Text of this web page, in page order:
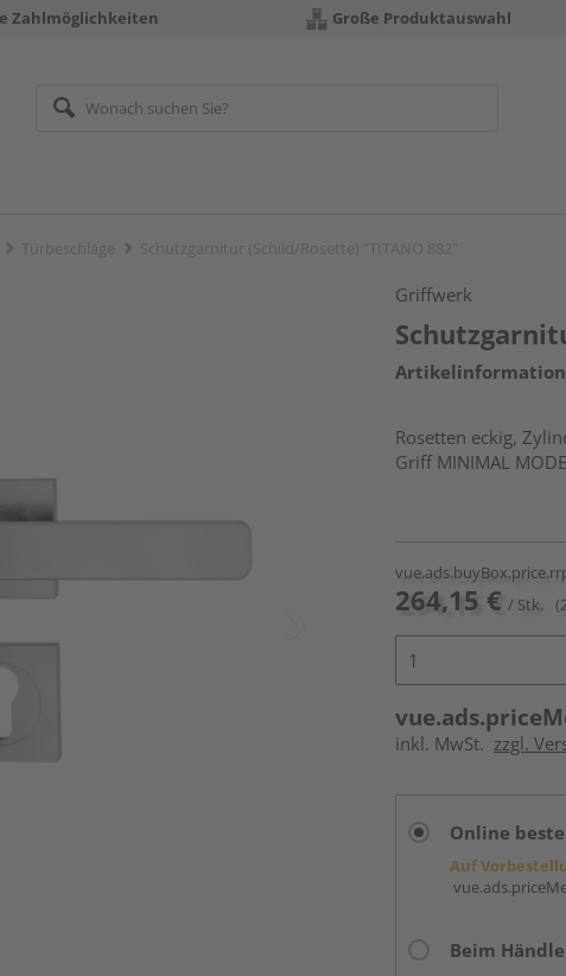
Zahlmöglichkeiten Große Produktauswahl
Griffwerk
Rosetten eckig,
Griff MINIMAL
264,15 € / Stk.
inkl. MwSt. zzgl.
Online
Auf
Beim